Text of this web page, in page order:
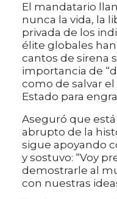
El mandatario
nunca la vida, la
privada de los
élite globales
cantos de sirena
importancia de
como de salvar
Estado para
Aseguró que
abrupto de la
sigue apoyando
y sostuvo: “Voy
demostrarle al
con nuestras